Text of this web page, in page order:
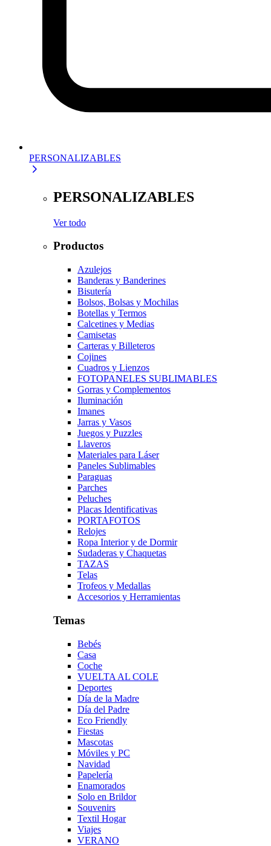
PERSONALIZABLES
PERSONALIZABLES
Ver todo
Productos
Azulejos
Banderas y Banderines
Bisutería
Bolsos, Bolsas y Mochilas
Botellas y Termos
Calcetines y Medias
Camisetas
Carteras y Billeteros
Cojines
Cuadros y Lienzos
FOTOPANELES SUBLIMABLES
Gorras y Complementos
Iluminación
Imanes
Jarras y Vasos
Juegos y Puzzles
Llaveros
Materiales para Láser
Paneles Sublimables
Paraguas
Parches
Peluches
Placas Identificativas
PORTAFOTOS
Relojes
Ropa Interior y de Dormir
Sudaderas y Chaquetas
TAZAS
Telas
Trofeos y Medallas
Accesorios y Herramientas
Temas
Bebés
Casa
Coche
VUELTA AL COLE
Deportes
Día de la Madre
Día del Padre
Eco Friendly
Fiestas
Mascotas
Móviles y PC
Navidad
Papelería
Enamorados
Solo en Brildor
Souvenirs
Textil Hogar
Viajes
VERANO